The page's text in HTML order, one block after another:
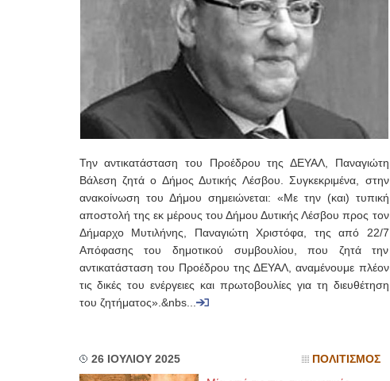
Την αντικατάσταση του Προέδρου της ΔΕΥΑΛ, Παναγιώτη
Βάλεση ζητά ο Δήμος Δυτικής Λέσβου. Συγκεκριμένα, στην
ανακοίνωση του Δήμου σημειώνεται: «Με την (και) τυπική
αποστολή της εκ μέρους του Δήμου Δυτικής Λέσβου προς τον
Δήμαρχο Μυτιλήνης, Παναγιώτη Χριστόφα, της από 22/7
Απόφασης του δημοτικού συμβουλίου, που ζητά την
αντικατάσταση του Προέδρου της ΔΕΥΑΛ, αναμένουμε πλέον
τις δικές του ενέργειες και πρωτοβουλίες για τη διευθέτηση
του ζητήματος».&nbs...
26 ΙΟΥΛΙΟΥ 2025 ΠΟΛΙΤΙΣΜΟΣ